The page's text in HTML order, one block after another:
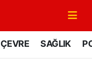
ÇEVRE SAĞLIK